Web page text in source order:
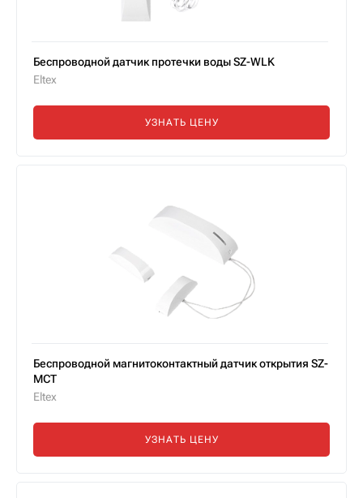
Беспроводной датчик протечки воды SZ-WLK
Eltex
УЗНАТЬ ЦЕНУ
Беспроводной магнитоконтактный датчик открытия SZ-
MCT
Eltex
УЗНАТЬ ЦЕНУ